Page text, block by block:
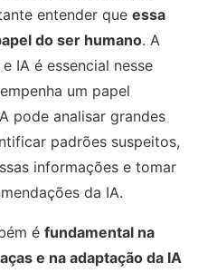
entender que essa
do ser humano. A
IA é essencial nesse
um papel
pode analisar grandes
padrões suspeitos,
informações e tomar
da IA.
é fundamental na
e na adaptação da IA